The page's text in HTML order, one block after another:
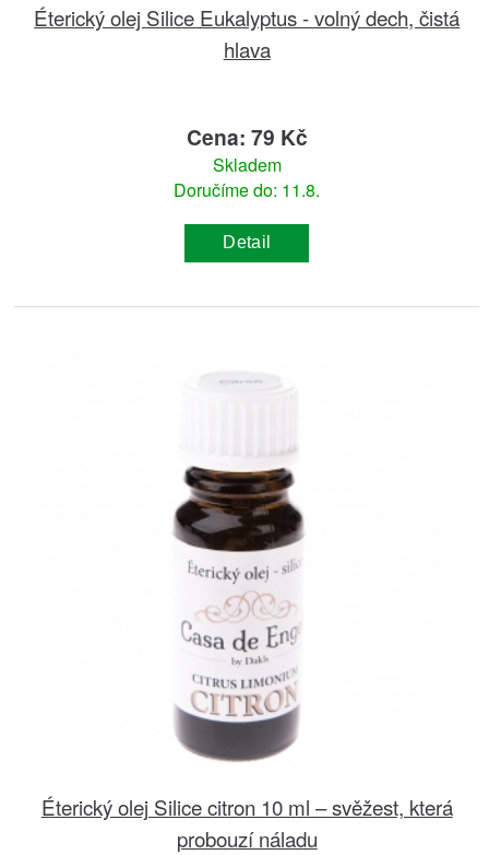
Éterický olej Silice Eukalyptus - volný dech, čistá
hlava
Cena: 79 Kč
Skladem
Doručíme do: 11.8.
Detail
Éterický olej Silice citron 10 ml – svěžest, která
probouzí náladu